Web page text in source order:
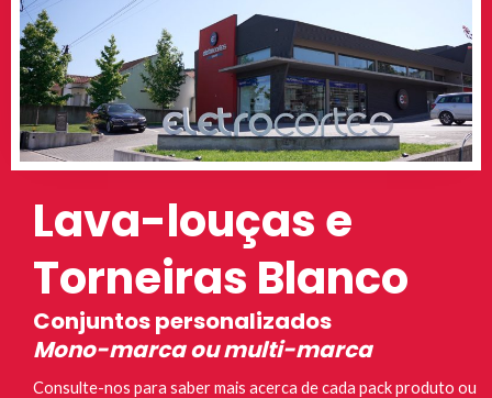
Lava-louças e
Torneiras Blanco
Conjuntos personalizados
Mono-marca ou multi-marca
Consulte-nos para saber mais acerca de cada pack produto ou